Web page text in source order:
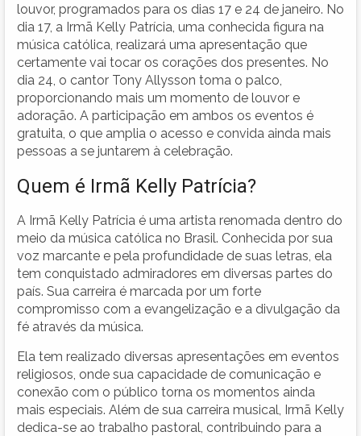
louvor, programados para os dias 17 e 24 de janeiro. No
dia 17, a Irmã Kelly Patrícia, uma conhecida figura na
música católica, realizará uma apresentação que
certamente vai tocar os corações dos presentes. No
dia 24, o cantor Tony Allysson toma o palco,
proporcionando mais um momento de louvor e
adoração. A participação em ambos os eventos é
gratuita, o que amplia o acesso e convida ainda mais
pessoas a se juntarem à celebração.
Quem é Irmã Kelly Patrícia?
A Irmã Kelly Patrícia é uma artista renomada dentro do
meio da música católica no Brasil. Conhecida por sua
voz marcante e pela profundidade de suas letras, ela
tem conquistado admiradores em diversas partes do
país. Sua carreira é marcada por um forte
compromisso com a evangelização e a divulgação da
fé através da música.
Ela tem realizado diversas apresentações em eventos
religiosos, onde sua capacidade de comunicação e
conexão com o público torna os momentos ainda
mais especiais. Além de sua carreira musical, Irmã Kelly
dedica-se ao trabalho pastoral, contribuindo para a